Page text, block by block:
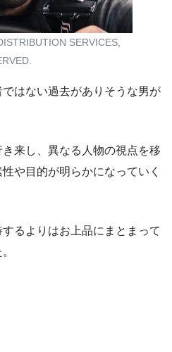
SERVICES,
はない過去がありそうな男が
来し、異なる人物の視点を移
や目的が明らかになっていく
るよりはお上品にまとまって